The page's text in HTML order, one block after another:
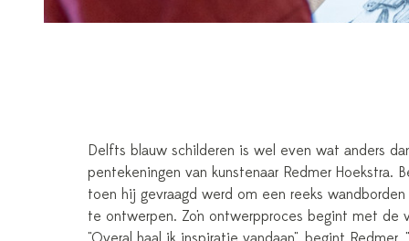
Delfts blauw schilderen is wel even wat anders
pentekeningen van kunstenaar Redmer Hoekstra.
toen hij gevraagd werd om een reeks
te ontwerpen. Zo'n ontwerpproces begint met de